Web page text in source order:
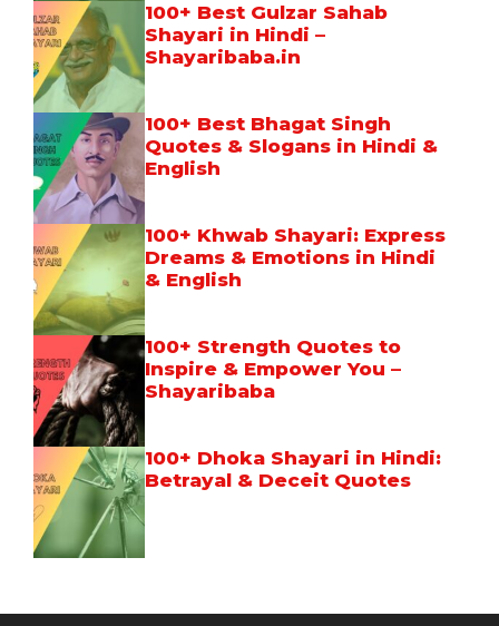
100+ Best Gulzar Sahab
Shayari in Hindi –
Shayaribaba.in
100+ Best Bhagat Singh
Quotes & Slogans in Hindi &
English
100+ Khwab Shayari: Express
Dreams & Emotions in Hindi
& English
100+ Strength Quotes to
Inspire & Empower You –
Shayaribaba
100+ Dhoka Shayari in Hindi:
Betrayal & Deceit Quotes